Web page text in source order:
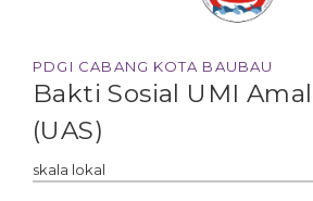
PDGI CABANG KOTA BAUBAU
Bakti Sosial UMI
(UAS)
skala lokal